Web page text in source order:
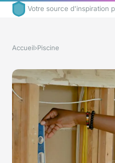
Votre source d'inspiration
Accueil›Piscine